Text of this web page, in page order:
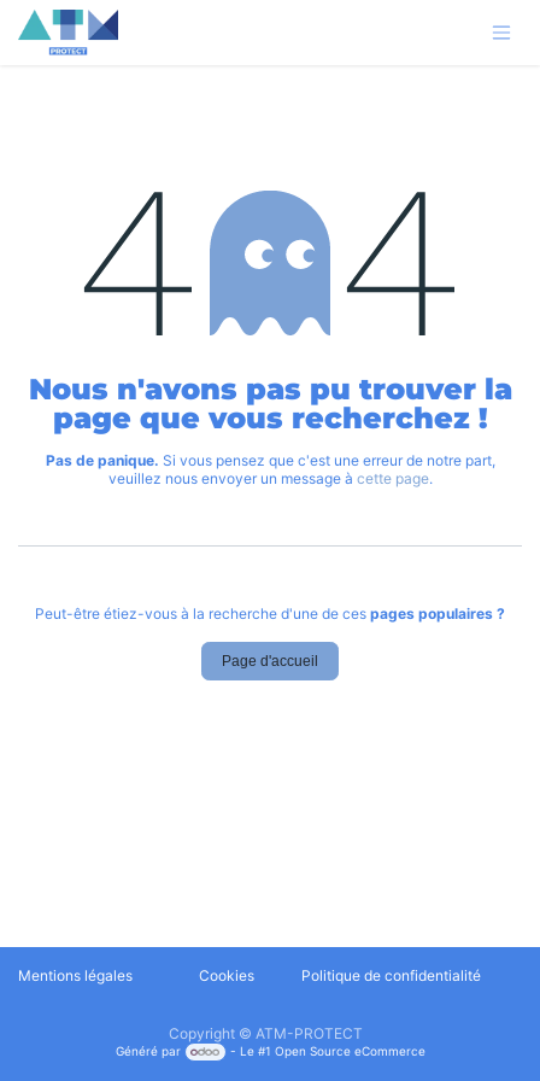
Se rendre au contenu
Erreur 404
Nous n'avons pas pu trouver la
page que vous recherchez !
Pas de panique. Si vous pensez que c'est une erreur de notre part,
veuillez nous envoyer un message à cette page.
Peut-être étiez-vous à la recherche d'une de ces pages populaires ?
Page d'accueil
Mentions légales Cookies ​Politique de confidentialité
Copyright © ATM-PROTECT
Généré par - Le #1 Open Source eCommerce